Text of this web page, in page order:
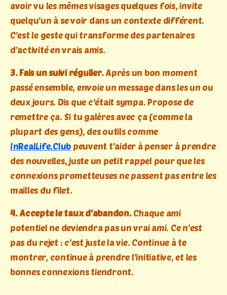
avoir vu les mêmes visages quelques fois, invite
quelqu’un à se voir dans un contexte différent.
C’est le geste qui transforme des partenaires
d’activité en vrais amis.
3. Fais un suivi régulier.Après un bon moment
passé ensemble, envoie un message dans les un ou
deux jours. Dis que c’était sympa. Propose de
remettre ça. Si tu galères avec ça (comme la
plupart des gens), des outils comme
InRealLife.Club peuvent t’aider à penser à prendre
des nouvelles, juste un petit rappel pour que les
connexions prometteuses ne passent pas entre les
mailles du filet.
4. Accepte le taux d’abandon.Chaque ami
potentiel ne deviendra pas un vrai ami. Ce n’est
pas du rejet : c’est juste la vie. Continue à te
montrer, continue à prendre l’initiative, et les
bonnes connexions tiendront.